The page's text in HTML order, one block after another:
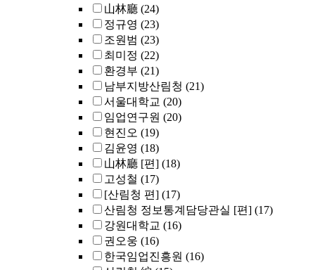
山林廳 (24)
정규영 (23)
조원범 (23)
최미정 (22)
환경부 (21)
남부지방산림청 (21)
서울대학교 (20)
임업연구원 (20)
현진오 (19)
김윤영 (18)
山林廳 [편] (18)
고성철 (17)
[산림청 편] (17)
산림청 정보통계담당관실 [편] (17)
강원대학교 (16)
권오웅 (16)
한국임업진흥원 (16)